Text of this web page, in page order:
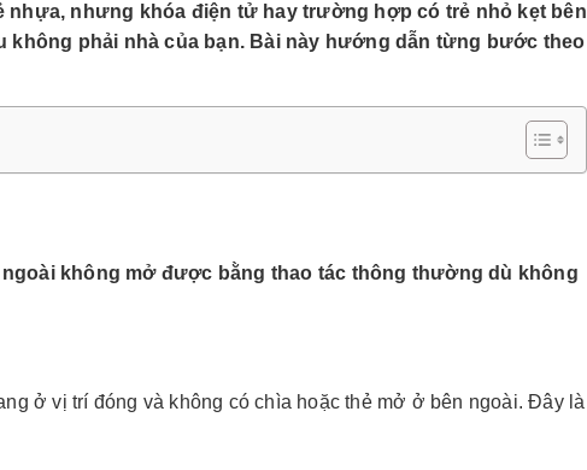
nhưng khóa điện tử hay trường hợp có trẻ nhỏ kẹt bên
không phải nhà của bạn. Bài này hướng dẫn từng bước theo
không mở được bằng thao tác thông thường dù không
ở vị trí đóng và không có chìa hoặc thẻ mở ở bên ngoài. Đây là